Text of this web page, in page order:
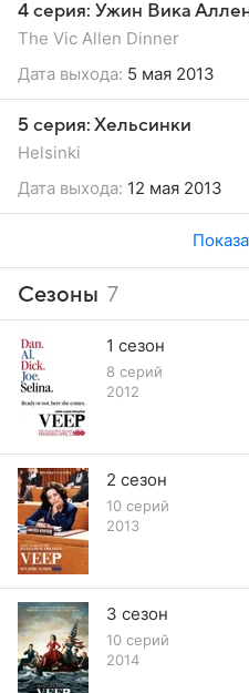
4 серия: Ужин Вика
The Vic Allen Dinner
Дата выхода: 5 мая 2013
5 серия: Хельсинки
Helsinki
Дата выхода: 12 мая 2013
Сезоны 7
1 сезон
8 серий
2012
2 сезон
10 серий
2013
3 сезон
10 серий
2014